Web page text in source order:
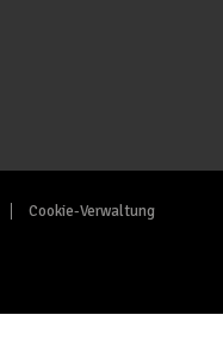
Cookie-Verwaltung